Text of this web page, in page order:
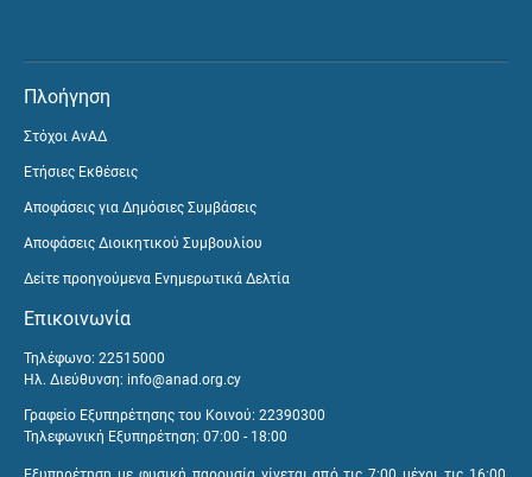
Πλοήγηση
Στόχοι ΑνΑΔ
Ετήσιες Εκθέσεις
Αποφάσεις για Δημόσιες Συμβάσεις
Αποφάσεις Διοικητικού Συμβουλίου
Δείτε προηγούμενα Ενημερωτικά Δελτία
Επικοινωνία
Τηλέφωνο: 22515000
Ηλ. Διεύθυνση: info@anad.org.cy
Γραφείο Εξυπηρέτησης του Κοινού: 22390300
Τηλεφωνική Εξυπηρέτηση: 07:00 - 18:00